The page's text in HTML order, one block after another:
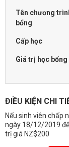
Tên chương
bổng
Cấp học
Giá trị học bổng
ĐIỀU KIỆN CHI
Nếu sinh viên chấp
ngày 18/12/2019
trị giá NZ$200